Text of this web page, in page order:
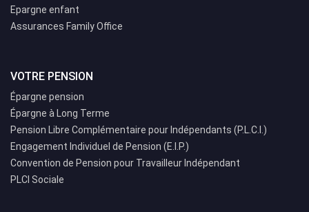
Epargne enfant
Assurances Family Office
VOTRE PENSION
Épargne pension
Épargne à Long Terme
Pension Libre Complémentaire pour Indépendants (P.L.C.I.)
Engagement Individuel de Pension (E.I.P.)
Convention de Pension pour Travailleur Indépendant
PLCI Sociale